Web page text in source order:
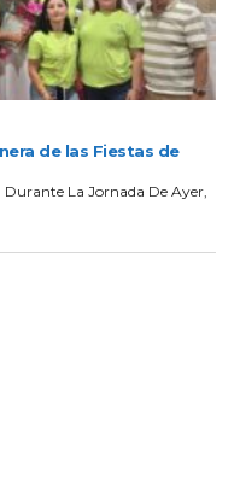
de las Fiestas de
Durante La Jornada De Ayer,